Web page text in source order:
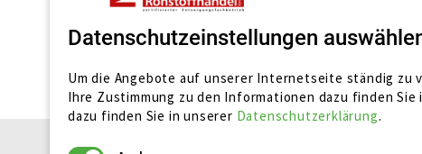
Datenschutzeinstellungen
Um die Angebote auf unserer Internetseite ständig zu
Ihre Zustimmung zu den Informationen dazu finden Sie
dazu finden Sie in unserer Datenschutzerklärung.